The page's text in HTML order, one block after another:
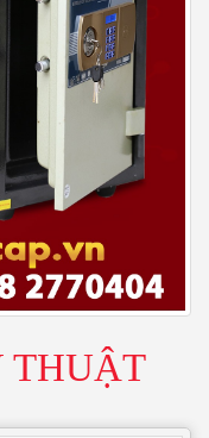
THUẬT